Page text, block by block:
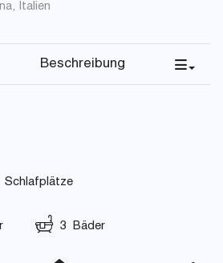
, Italien
Beschreibung
Schlafplätze
3 Bäder